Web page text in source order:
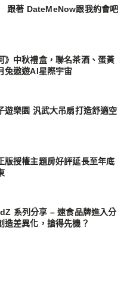
跟著 DateMeNow跟我約會吧
》中秋禮盒，聯名茶酒、蛋黃
兔遨遊AI星際宇宙
遊樂園 汎武大吊扇打造舒適空
版授權主題房好評延長至年底
系列分享 – 速食品牌進入分
造差異化，搶得先機？